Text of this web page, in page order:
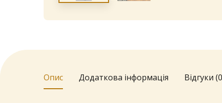
Опис Додаткова інформація Відгуки